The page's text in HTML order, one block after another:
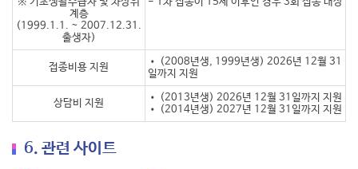
계층
(1999.1.1. ~ 2007.12.31.
출생자)
접종비용 지원
• (2008년생, 1999년생) 2026년 12월 31
일까지 지원
상담비 지원
• (2013년생) 2026년 12월 31일까지 지원
• (2014년생) 2027년 12월 31일까지 지원
6. 관련 사이트